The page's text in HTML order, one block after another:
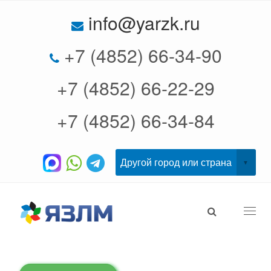
info@yarzk.ru
+7 (4852) 66-34-90
+7 (4852) 66-22-29
+7 (4852) 66-34-84